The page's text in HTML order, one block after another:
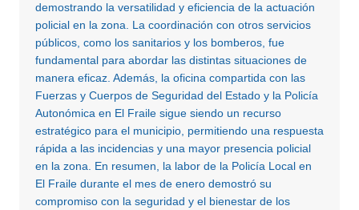
demostrando la versatilidad y eficiencia de la actuación
policial en la zona. La coordinación con otros servicios
públicos, como los sanitarios y los bomberos, fue
fundamental para abordar las distintas situaciones de
manera eficaz. Además, la oficina compartida con las
Fuerzas y Cuerpos de Seguridad del Estado y la Policía
Autonómica en El Fraile sigue siendo un recurso
estratégico para el municipio, permitiendo una respuesta
rápida a las incidencias y una mayor presencia policial
en la zona. En resumen, la labor de la Policía Local en
El Fraile durante el mes de enero demostró su
compromiso con la seguridad y el bienestar de los